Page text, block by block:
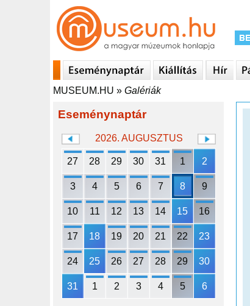
MUSEUM.HU » Galériák
Eseménynaptár
2026. AUGUSZTUS
27 28 29 30 31 1 2
3 4 5 6 7 8 9
10 11 12 13 14 15 16
17 18 19 20 21 22 23
24 25 26 27 28 29 30
31 1 2 3 4 5 6